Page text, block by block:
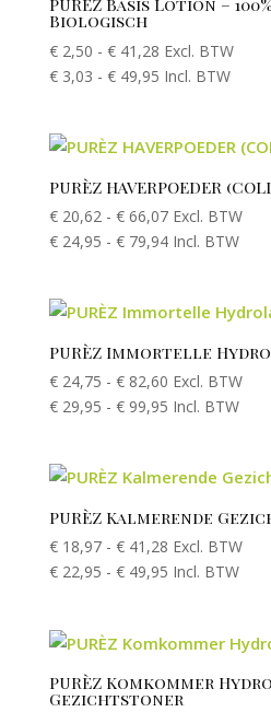
PURÈZ Basis Lotion –
Biologisch
€2,50 - €41,28 Excl. BTW
€3,03 - €49,95 Incl. BTW
PURÈZ HAVERPOEDER
€20,62- €66,07Excl. BTW
€24,95 - €79,94Incl. BTW
PURÈZ Immortelle
€24,75 - €82,60 Excl. BTW
€29,95 - €99,95 Incl. BTW
PURÈZ Kalmerende
€18,97- €41,28 Excl. BTW
€22,95 - €49,95 Incl. BTW
PURÈZ Komkommer
Gezichtstoner